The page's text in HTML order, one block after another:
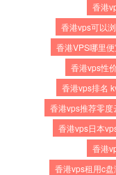
香港
香港vps可以
香港VPS哪里便
香港vps性
香港vps排名
香港vps推荐零度
香港vps日本
香港
香港vps租用c